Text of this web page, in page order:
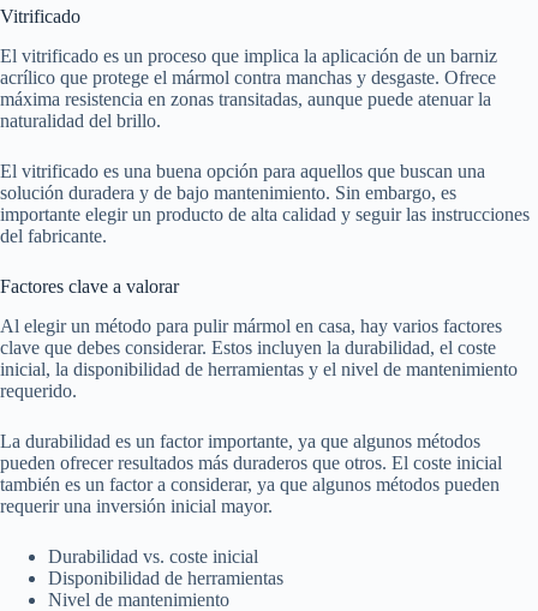
Vitrificado
El vitrificado es un proceso que implica la aplicación de un barniz
acrílico que protege el mármol contra manchas y desgaste. Ofrece
máxima resistencia en zonas transitadas, aunque puede atenuar la
naturalidad del brillo.
El vitrificado es una buena opción para aquellos que buscan una
solución duradera y de bajo mantenimiento. Sin embargo, es
importante elegir un producto de alta calidad y seguir las instrucciones
del fabricante.
Factores clave a valorar
Al elegir un método para pulir mármol en casa, hay varios factores
clave que debes considerar. Estos incluyen la durabilidad, el coste
inicial, la disponibilidad de herramientas y el nivel de mantenimiento
requerido.
La durabilidad es un factor importante, ya que algunos métodos
pueden ofrecer resultados más duraderos que otros. El coste inicial
también es un factor a considerar, ya que algunos métodos pueden
requerir una inversión inicial mayor.
Durabilidad vs. coste inicial
Disponibilidad de herramientas
Nivel de mantenimiento